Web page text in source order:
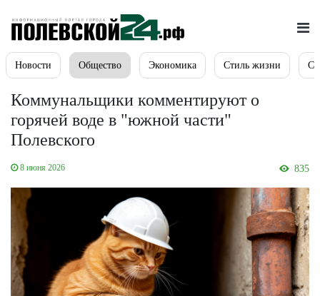
Новости Общество Экономика Стиль жизни
Коммунальщики комментируют о
горячей воде в "южной части"
Полевского
8 июня 2026 835